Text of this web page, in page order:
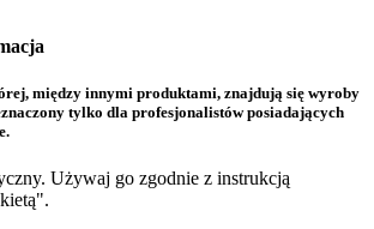
między innymi produktami, znajdują się wyroby
tylko dla profesjonalistów posiadających
Używaj go zgodnie z instrukcją